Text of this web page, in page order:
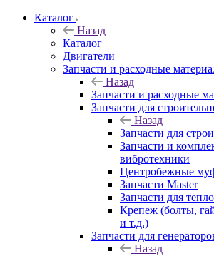
Каталог
Назад
Каталог
Двигатели
Запчасти и расходные
Назад
Запчасти и расходные
Запчасти для
Назад
Запчасти для
Запчасти и
вибротехники
Центробежные
Запчасти Master
Запчасти для
Крепеж (болты,
и т.д.)
Запчасти для
Назад